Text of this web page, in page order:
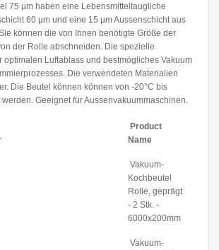
75 µm haben eine Lebensmitteltaugliche
60 µm und eine 15 µm Aussenschicht aus
können die von Ihnen benötigte Größe der
der Rolle abschneiden. Die spezielle
optimalen Luftablass und bestmögliches Vakuum
Die verwendeten Materialien
Die Beutel können können von -20°C bis
Geeignet für Aussenvakuummaschinen.
Product
Name
Vakuum-
Kochbeutel
Rolle, geprägt
- 2 Stk. -
6000x200mm
Vakuum-